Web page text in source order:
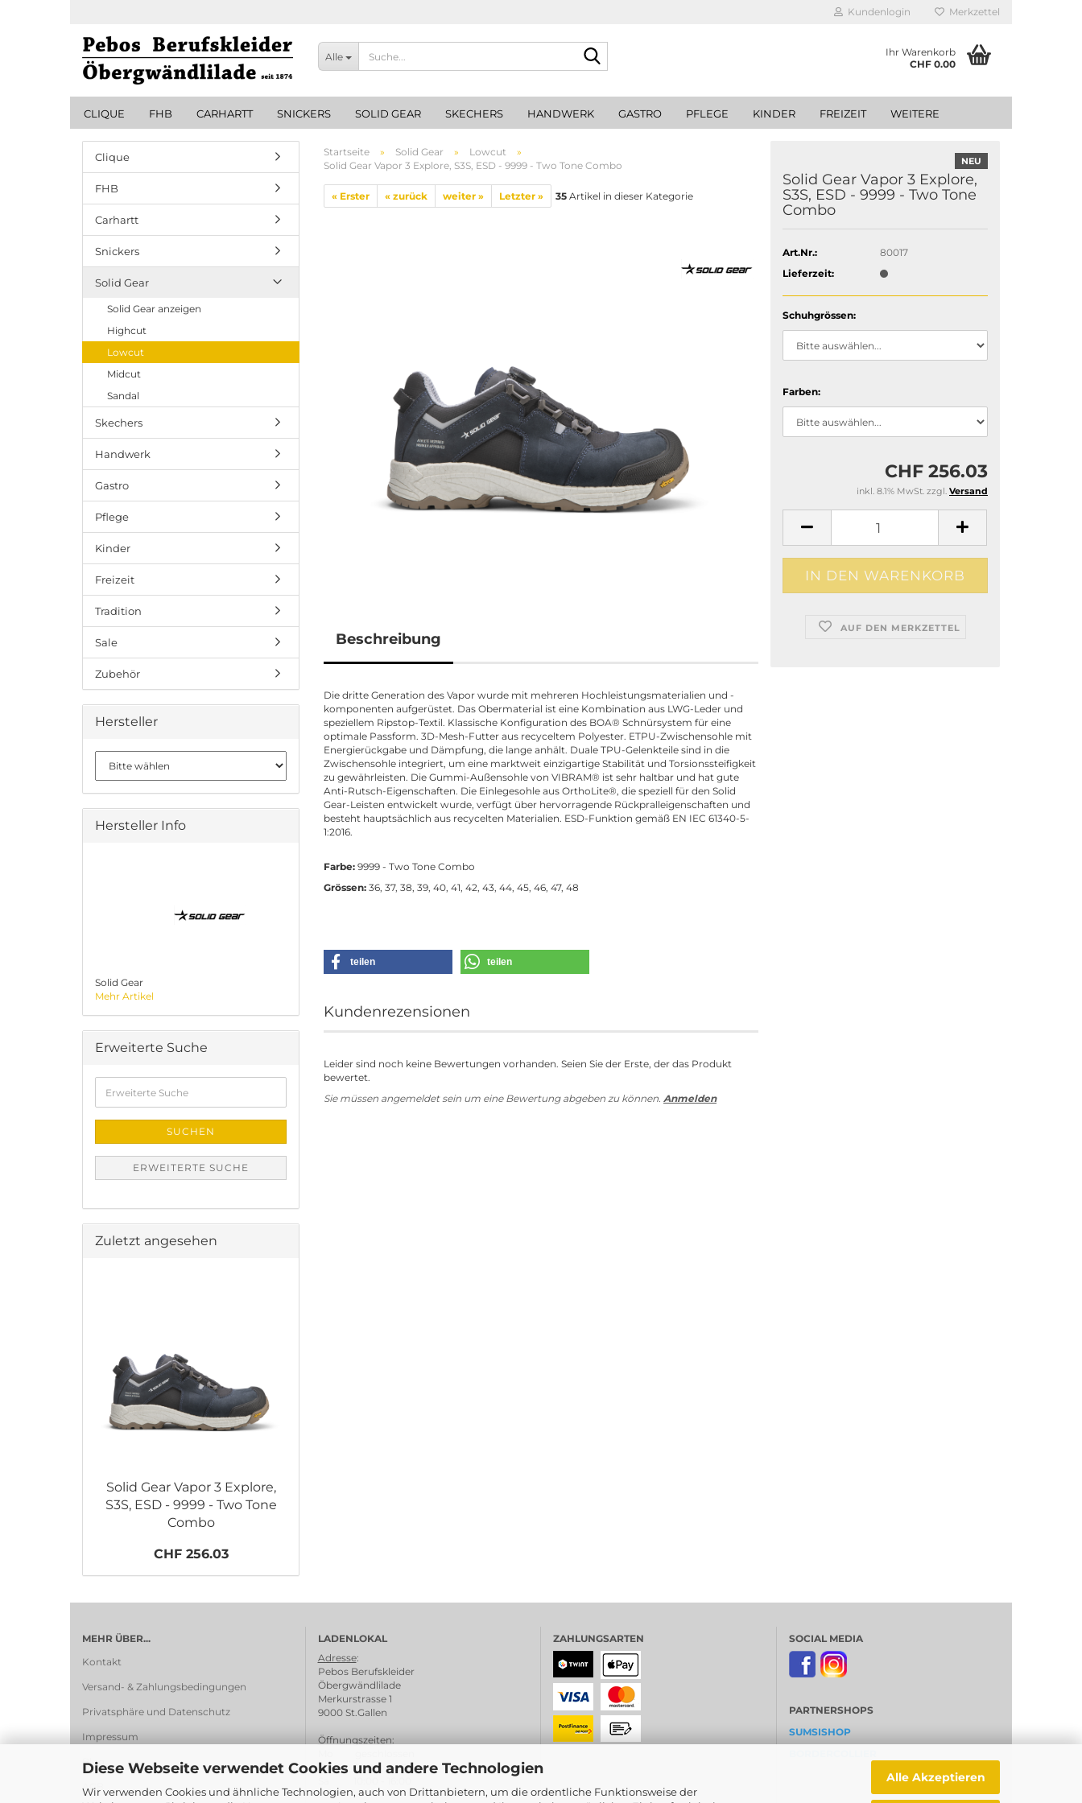
Diese Webseite verwendet Cookies und andere Technologien
Wir verwenden Cookies und ähnliche Technologien, auch von Drittanbietern, um die ordentliche Funktionsweise der
Alle Akzeptieren
Kundenlogin Merkzettel
Alle
Ihr Warenkorb
CHF 0.00
CLIQUE FHB CARHARTT SNICKERS SOLID GEAR SKECHERS HANDWERK GASTRO PFLEGE KINDER FREIZEIT WEITERE
Startseite » Solid Gear » Lowcut
»
Solid Gear Vapor 3 Explore, S3S, ESD - 9999 - Two Tone Combo
« Erster « zurück weiter » Letzter » 35 Artikel in dieser Kategorie
NEU
Solid Gear Vapor 3 Explore,
S3S, ESD - 9999 - Two Tone
Combo
Art.Nr.:
80017
Lieferzeit:
Schuhgrössen:
Farben:
CHF 256.03
inkl. 8.1% MwSt. zzgl. Versand
AUF DEN MERKZETTEL
Beschreibung
Die dritte Generation des Vapor wurde mit mehreren Hochleistungsmaterialien und -
komponenten aufgerüstet. Das Obermaterial ist eine Kombination aus LWG-Leder und
speziellem Ripstop-Textil. Klassische Konfiguration des BOA® Schnürsystem für eine
optimale Passform. 3D-Mesh-Futter aus recyceltem Polyester. ETPU-Zwischensohle mit
Energierückgabe und Dämpfung, die lange anhält. Duale TPU-Gelenkteile sind in die
Zwischensohle integriert, um eine marktweit einzigartige Stabilität und Torsionssteifigkeit
zu gewährleisten. Die Gummi-Außensohle von VIBRAM® ist sehr haltbar und hat gute
Anti-Rutsch-Eigenschaften. Die Einlegesohle aus OrthoLite®, die speziell für den Solid
Gear-Leisten entwickelt wurde, verfügt über hervorragende Rückpralleigenschaften und
besteht hauptsächlich aus recycelten Materialien. ESD-Funktion gemäß EN IEC 61340-5-
1:2016.
Farbe: 9999 - Two Tone Combo
Grössen: 36, 37, 38, 39, 40, 41, 42, 43, 44, 45, 46, 47, 48
teilen teilen
Kundenrezensionen
Leider sind noch keine Bewertungen vorhanden. Seien Sie der Erste, der das Produkt
bewertet.
Sie müssen angemeldet sein um eine Bewertung abgeben zu können. Anmelden
Clique
FHB
Carhartt
Snickers
Solid Gear
Solid Gear anzeigen
Highcut
Lowcut
Midcut
Sandal
Skechers
Handwerk
Gastro
Pflege
Kinder
Freizeit
Tradition
Sale
Zubehör
Hersteller
Hersteller Info
Solid Gear
Mehr Artikel
Erweiterte Suche
Suche
SUCHEN
ERWEITERTE SUCHE
Zuletzt angesehen
Solid Gear Vapor 3 Explore,
S3S, ESD - 9999 - Two Tone
Combo
CHF 256.03
MEHR ÜBER...
Kontakt
Versand- & Zahlungsbedingungen
Privatsphäre und Datenschutz
Impressum
Blog
AGB
LADENLOKAL
Adresse:
Pebos Berufskleider
Öbergwändlilade
Merkurstrasse 1
9000 St.Gallen
Öffnungszeiten:
Di - Fr 10:00 - 18.30
ZAHLUNGSARTEN SOCIAL MEDIA
PARTNERSHOPS
SUMSISHOP